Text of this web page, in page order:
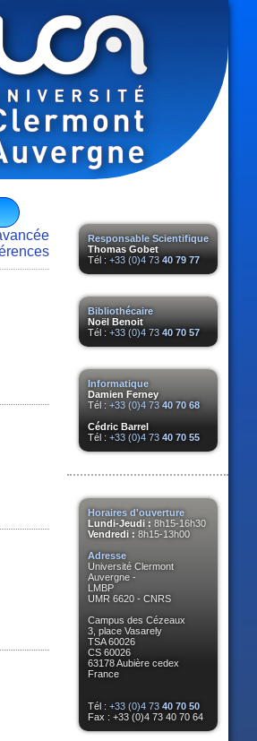
Responsable Scientifique
Thomas Gobet
Tél : +33 (0)4 73 40 79 77
Bibliothécaire
Noël Benoit
Tél : +33 (0)4 73 40 70 57
Informatique
Damien Ferney
Tél : +33 (0)4 73 40 70 68
Cédric Barrel
Tél : +33 (0)4 73 40 70 55
Horaires d'ouverture
Lundi-Jeudi : 8h15-16h30
Vendredi : 8h15-13h00
Adresse
Université Clermont
Auvergne -
LMBP
UMR 6620 - CNRS
Campus des Cézeaux
3, place Vasarely
TSA 60026
CS 60026
63178 Aubière cedex
France
Tél : +33 (0)4 73 40 70 50
Fax : +33 (0)4 73 40 70 64